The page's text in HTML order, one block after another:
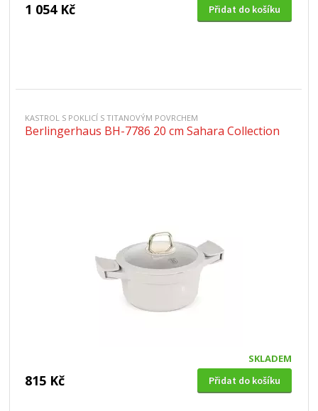
1 054 Kč Přidat do košíku
KASTROL S POKLICÍ S TITANOVÝM POVRCHEM
Berlingerhaus BH-7786 20 cm Sahara Collection
SKLADEM
815 Kč Přidat do košíku